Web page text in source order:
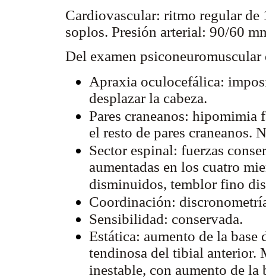
Cardiovascular: ritmo regular
soplos. Presión arterial: 90/60
Del examen psiconeuromuscular
Apraxia oculocefálica:
desplazar la cabeza.
Pares craneanos: hipomimia
el resto de pares craneanos.
Sector espinal: fuerzas
aumentadas en los cuatro
disminuidos, temblor fino
Coordinación:
Sensibilidad: conservada.
Estática: aumento de la
tendinosa del tibial anterior.
inestable, con aumento de la